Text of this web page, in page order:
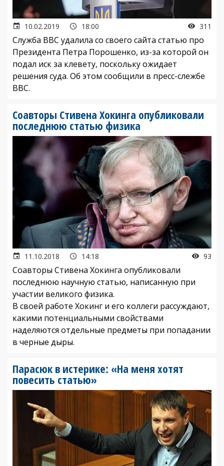
10.02.2019 18:00 311
Служба BBC удалила со своего сайта статью про
Президента Петра Порошенко, из-за которой он
подал иск за клевету, поскольку ожидает
решения суда. Об этом сообщили в пресс-слежбе
ВВС.
Соавторы Стивена Хокинга опубликовали
последнюю статью физика
11.10.2018 14:18 93
Соавторы Стивена Хокинга опубликовали
последнюю научную статью, написанную при
участии великого физика.
В своей работе Хокинг и его коллеги рассуждают,
какими потенциальными свойствами
наделяются отдельные предметы при попадании
в черные дыры.
Парасюк в истерике: «На меня хотят
повесить статью»